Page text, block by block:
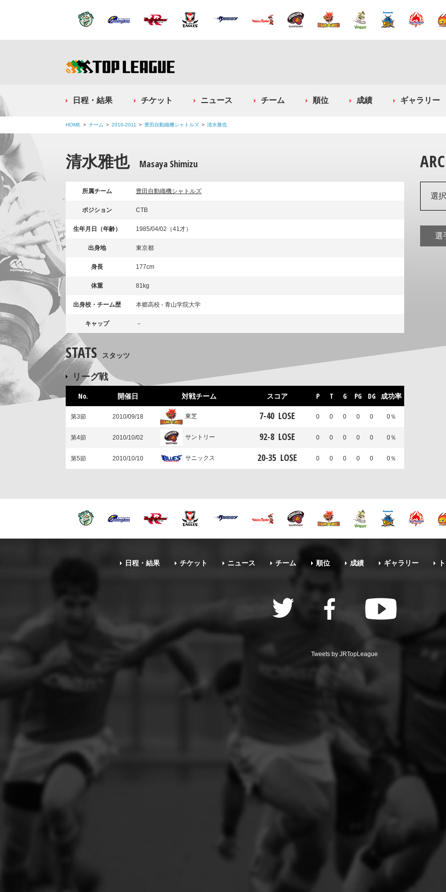
日程・結果 チケット ニュース チーム 順位 成績 ギャラリー
HOME チーム 2010-2011 豊田自動織機シャトルズ 清水雅也
清水雅也 Masaya Shimizu
所属チーム 豊田自動織機シャトルズ
ポジション CTB
生年月日（年齢） 1985/04/02（41才）
出身地 東京都
身長 177cm
体重 81kg
出身校・チーム歴 本郷高校 - 青山学院大学
キャップ －
STATS スタッツ
リーグ戦
No. 開催日 対戦チーム スコア P T G PG DG 成功率
第3節 2010/09/18 東芝 7-40 LOSE 0 0 0 0 0 0％
第4節 2010/10/02 サントリー 92-8 LOSE 0 0 0 0 0 0％
第5節 2010/10/10 サニックス 20-35 LOSE 0 0 0 0 0 0％
選
選
日程・結果 チケット ニュース チーム 順位 成績 ギャラリー
Tweets by JRTopLeague